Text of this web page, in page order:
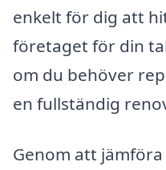
enkelt för dig att
företaget för din
om du behöver
en fullständig
Genom att